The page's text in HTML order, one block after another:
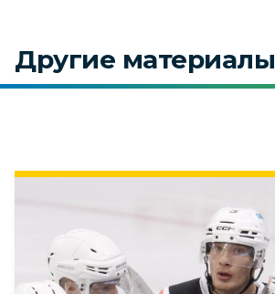
Другие материалы